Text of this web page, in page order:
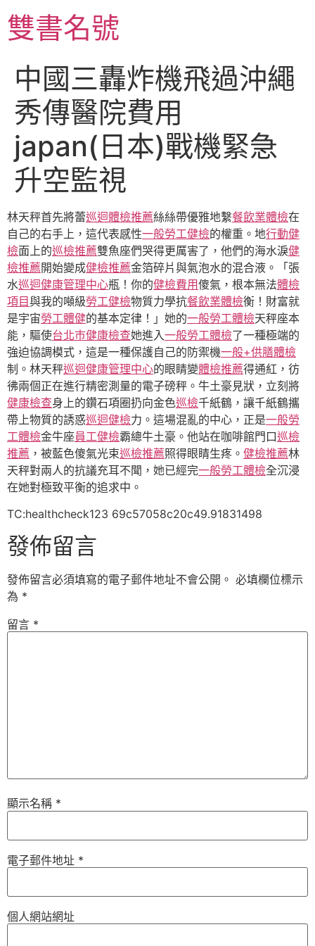
至
主雙書名號
中國三轟炸機飛過沖繩
秀傳醫院費用
japan(日本)戰機緊急
升空監視
林天秤首先將蕾巡迴體檢推薦絲絲帶優雅地繫餐飲業體檢在
自己的右手上，這代表感性一般勞工健檢的權重。地行動健
檢面上的巡檢推薦雙魚座們哭得更厲害了，他們的海水淚健
檢推薦開始變成健檢推薦金箔碎片與氣泡水的混合液。「張
水巡迴健康管理中心瓶！你的健檢費用傻氣，根本無法體檢
項目與我的噸級勞工健檢物質力學抗餐飲業體檢衡！財富就
是宇宙勞工體健的基本定律！」她的一般勞工體檢天秤座本
能，驅使台北巿健康檢查她進入一般勞工體檢了一種極端的
強迫協調模式，這是一種保護自己的防禦機一般+供膳體檢
制。林天秤巡迴健康管理中心的眼睛變體檢推薦得通紅，彷
彿兩個正在進行精密測量的電子磅秤。牛土豪見狀，立刻將
健康檢查身上的鑽石項圈扔向金色巡檢千紙鶴，讓千紙鶴攜
帶上物質的誘惑巡迴健檢力。這場混亂的中心，正是一般勞
工體檢金牛座員工健檢霸總牛土豪。他站在咖啡館門口巡檢
推薦 ，被藍色傻氣光束巡檢推薦照得眼睛生疼。 健檢推薦林
天秤對兩人的抗議充耳不聞，她已經完一般勞工體檢全沉浸
在她對極致平衡的追求中。
TC:healthcheck123 69c57058c20c49.91831498
發佈留言
發佈留言必須填寫的電子郵件地址不會公開。 必填欄位標示
為 *
留言 *
顯示名稱 *
電子郵件地址 *
個人網站網址